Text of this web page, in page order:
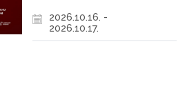
2026.10.16. -
2026.10.17.